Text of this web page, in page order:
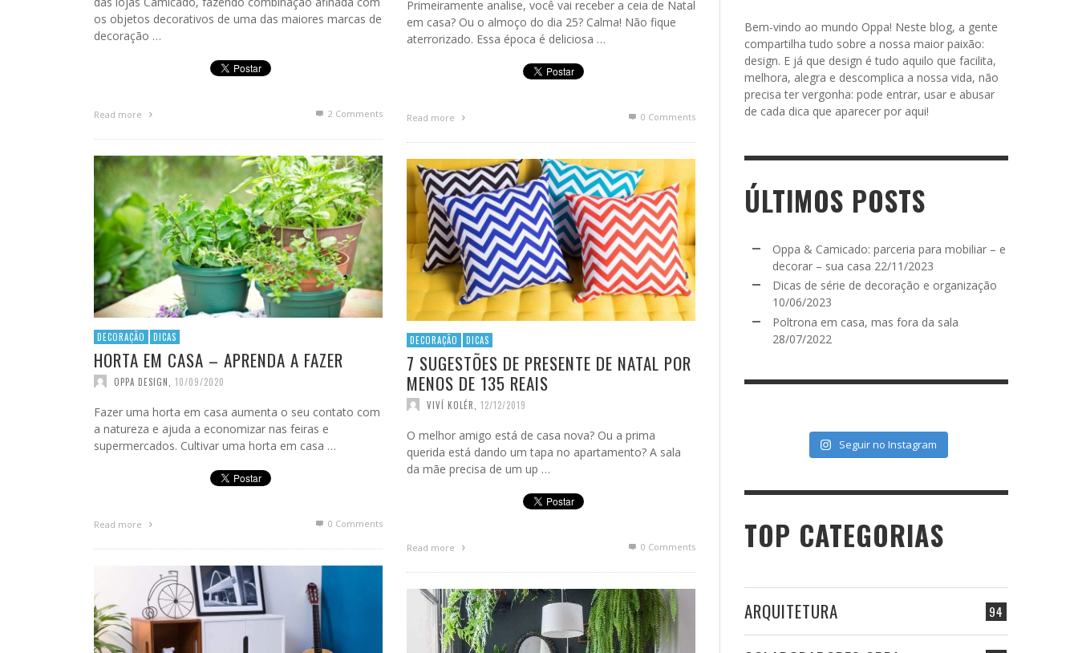
os objetos decorativos de uma das maiores marcas de
decoração …
Read more 2 Comments
Primeiramente analise, você vai receber a ceia de Natal
em casa? Ou o almoço do dia 25? Calma! Não fique
aterrorizado. Essa época é deliciosa …
Read more 0 Comments
DECORAÇÃO DICAS
HORTA EM CASA – APRENDA A FAZER
OPPA DESIGN 10/09/2020
Fazer uma horta em casa aumenta o seu contato com
a natureza e ajuda a economizar nas feiras e
supermercados. Cultivar uma horta em casa …
Read more 0 Comments
DECORAÇÃO DICAS
7 SUGESTÕES DE PRESENTE DE NATAL POR
MENOS DE 135 REAIS
VIVÍ KOLÉR 12/12/2019
O melhor amigo está de casa nova? Ou a prima
querida está dando um tapa no apartamento? A sala
da mãe precisa de um up …
Read more 0 Comments
Bem-vindo ao mundo Oppa! Neste blog, a gente
compartilha tudo sobre a nossa maior paixão:
design. E já que design é tudo aquilo que facilita,
melhora, alegra e descomplica a nossa vida, não
precisa ter vergonha: pode entrar, usar e abusar
de cada dica que aparecer por aqui!
ÚLTIMOS POSTS
Oppa & Camicado: parceria para mobiliar – e
decorar – sua casa 22/11/2023
Dicas de série de decoração e organização
10/06/2023
Poltrona em casa, mas fora da sala
28/07/2022
Seguir no Instagram
TOP CATEGORIAS
94
ARQUITETURA